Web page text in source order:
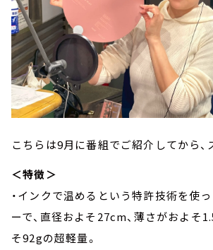
こちらは9月に番組でご紹介してから、
＜特徴＞
・インクで温めるという特許技術を使
ーで、直径およそ27cm、薄さがおよそ
そ92gの超軽量。